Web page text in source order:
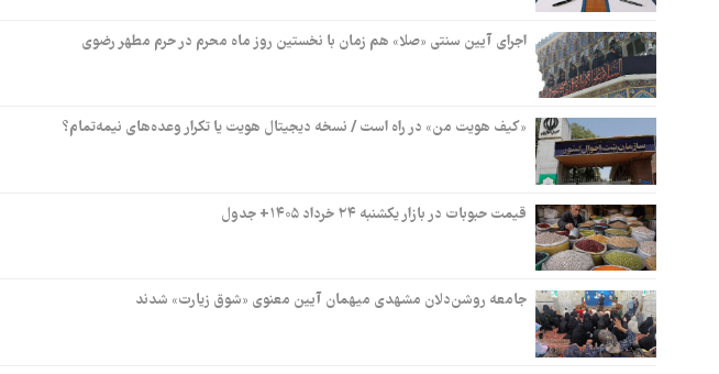
اجرای آیین سنتی «صلا» هم زمان با نخستین روز ماه محرم در حرم مطهر رضوی
«کیف هویت من» در راه است / نسخه دیجیتال هویت یا تکرار وعده‌های نیمه‌تمام؟
قیمت حبوبات در بازار یکشنبه ۲۴ خرداد ۱۴۰۵+ جدول
جامعه روشن‌دلان مشهدی میهمان آیین معنوی «شوق زیارت» شدند